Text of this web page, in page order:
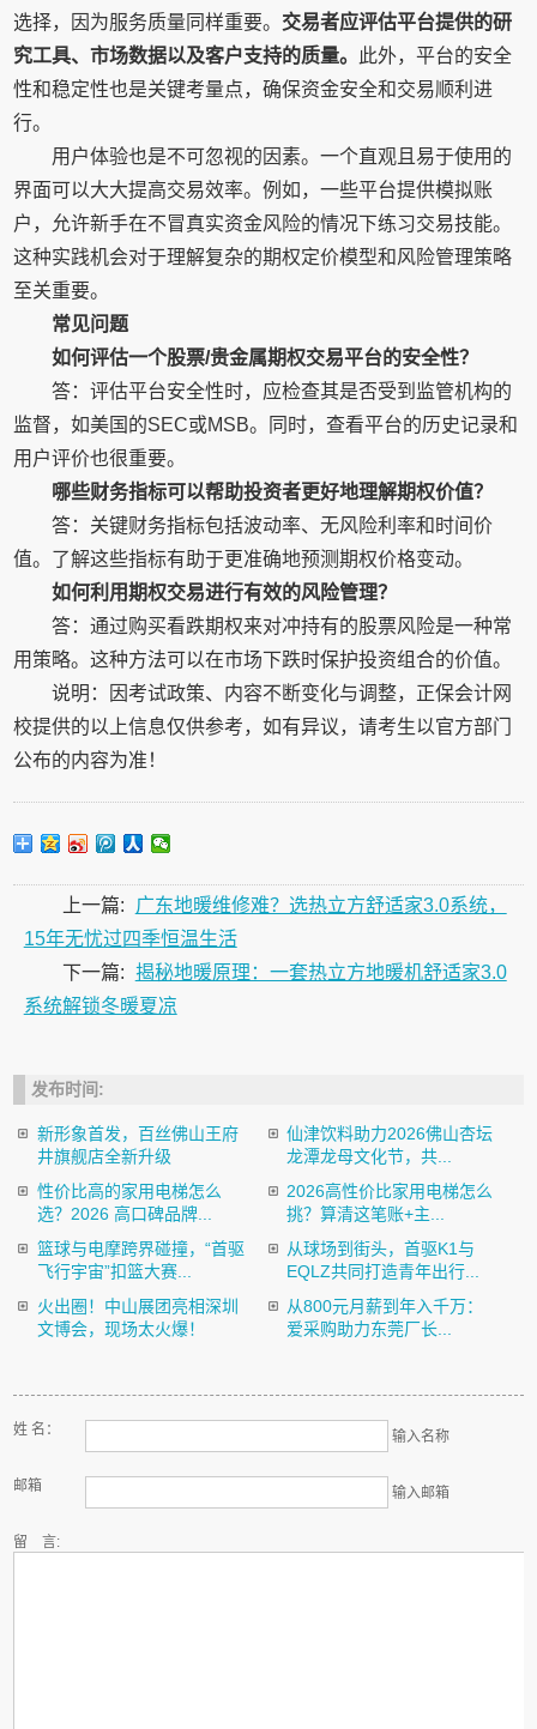
选择，因为服务质量同样重要。 交易者应评估平台提供的研
究工具、市场数据以及客户支持的质量。
此外，平台的安全
性和稳定性也是关键考量点，确保资金安全和交易顺利进
行。
用户体验也是不可忽视的因素。一个直观且易于使用的
界面可以大大提高交易效率。例如，一些平台提供模拟账
户，允许新手在不冒真实资金风险的情况下练习交易技能。
这种实践机会对于理解复杂的期权定价模型和风险管理策略
至关重要。
常见问题
如何评估一个股票/贵金属期权交易平台的安全性？
答：评估平台安全性时，应检查其是否受到监管机构的
监督，如美国的SEC或MSB。同时，查看平台的历史记录和
用户评价也很重要。
哪些财务指标可以帮助投资者更好地理解期权价值？
答：关键财务指标包括波动率、无风险利率和时间价
值。了解这些指标有助于更准确地预测期权价格变动。
如何利用期权交易进行有效的风险管理？
答：通过购买看跌期权来对冲持有的股票风险是一种常
用策略。这种方法可以在市场下跌时保护投资组合的价值。
说明：因考试政策、内容不断变化与调整，正保会计网
校提供的以上信息仅供参考，如有异议，请考生以官方部门
公布的内容为准！
上一篇:
广东地暖维修难？选热立方舒适家3.0系统，
15年无忧过四季恒温生活
下一篇: 揭秘地暖原理：一套热立方地暖机舒适家3.0
系统解锁冬暖夏凉
发布时间:
新形象首发，百丝佛山王府
井旗舰店全新升级
仙津饮料助力2026佛山杏坛
龙潭龙母文化节，共...
性价比高的家用电梯怎么
选？2026 高口碑品牌...
2026高性价比家用电梯怎么
挑？算清这笔账+主...
篮球与电摩跨界碰撞，“首驱
飞行宇宙”扣篮大赛...
从球场到街头，首驱K1与
EQLZ共同打造青年出行...
火出圈！中山展团亮相深圳
文博会，现场太火爆！
从800元月薪到年入千万：
爱采购助力东莞厂长...
姓 名： 输入名称
邮箱 输入邮箱
留 言: